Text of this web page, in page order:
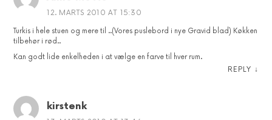
12. MARTS 2010 AT 15:30
Turkis i hele stuen og mere til ..(Vores puslebord i nye Gravid blad) Køkken
tilbehør i rød..
Kan godt lide enkelheden i at vælge en farve til hver rum.
REPLY ↓
kirstenk